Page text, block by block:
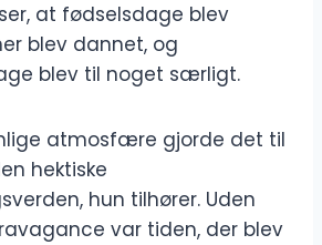
at fødselsdage blev
blev dannet, og
blev til noget særligt.
atmosfære gjorde det til
hektiske
hun tilhører. Uden
var tiden, der blev